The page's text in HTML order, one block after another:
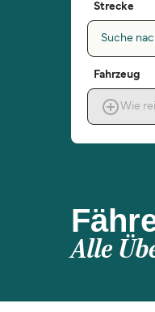
Alle
Strecke
Suche
Fahrzeug
Wie